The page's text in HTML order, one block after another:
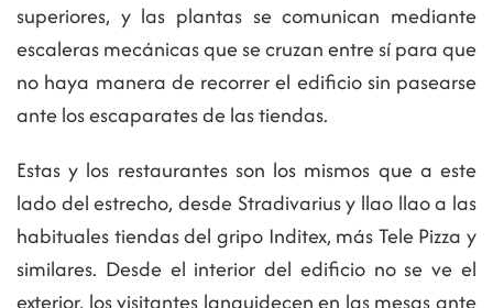
superiores, y las plantas se comunican mediante
escaleras mecánicas que se cruzan entre sí para que
no haya manera de recorrer el edificio sin pasearse
ante los escaparates de las tiendas.
Estas y los restaurantes son los mismos que a este
lado del estrecho, desde Stradivarius y llao llao a las
habituales tiendas del gripo Inditex, más Tele Pizza y
similares. Desde el interior del edificio no se ve el